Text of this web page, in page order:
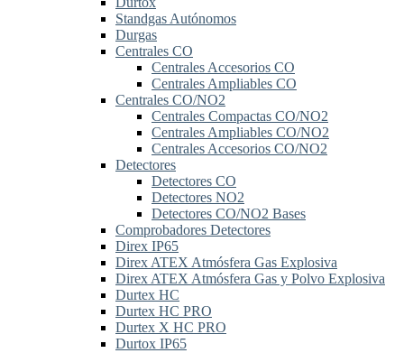
Standgas Autónomos
Durgas
Centrales CO
Centrales Accesorios CO
Centrales Ampliables CO
Centrales CO/NO2
Centrales Compactas CO/NO2
Centrales Ampliables CO/NO2
Centrales Accesorios CO/NO2
Detectores
Detectores CO
Detectores NO2
Detectores CO/NO2 Bases
Comprobadores Detectores
Direx IP65
Direx ATEX Atmósfera Gas Explosiva
Direx ATEX Atmósfera Gas y Polvo Explosiva
Durtex HC
Durtex HC PRO
Durtex X HC PRO
Durtox IP65